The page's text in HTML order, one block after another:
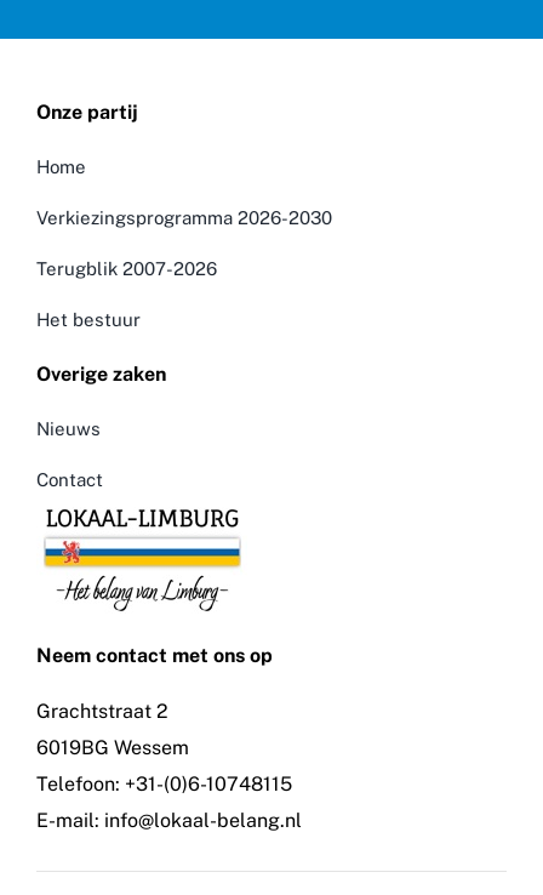
Onze partij
Home
Verkiezingsprogramma 2026-2030
Terugblik 2007-2026
Het bestuur
Overige zaken
Nieuws
Contact
Neem contact met ons op
Grachtstraat 2
6019BG Wessem
Telefoon: +31-(0)6-10748115
E-mail: info@lokaal-belang.nl